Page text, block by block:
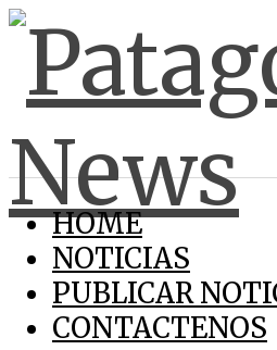
HOME
NOTICIAS
PUBLICAR
CONTACTENOS